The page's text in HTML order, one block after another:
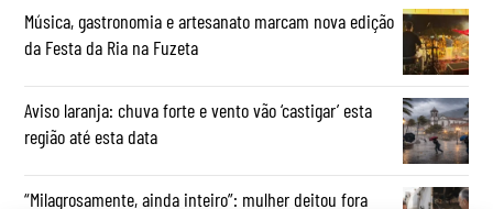
Música, gastronomia e artesanato marcam nova edição
da Festa da Ria na Fuzeta
Aviso laranja: chuva forte e vento vão ‘castigar’ esta
região até esta data
“Milagrosamente, ainda inteiro”: mulher deitou fora